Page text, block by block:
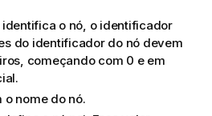
identifica o nó, o identificador
do identificador do nó devem
começando com 0 e em
o nome do nó.